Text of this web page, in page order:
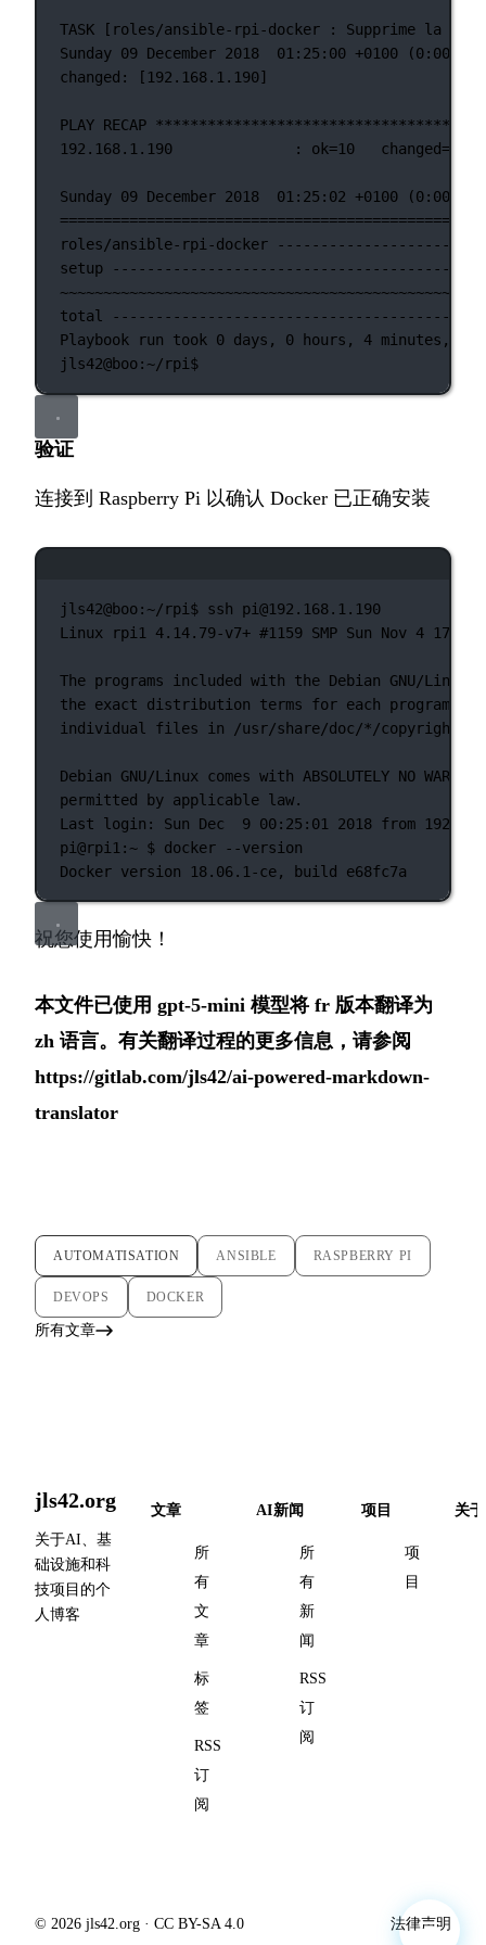
TASK [roles/ansible-rpi-docker : Supprime la
Sunday 09 December 2018 01:25:00 +0100
changed:
[192.168.1.190]
PLAY RECAP
192.168.1.190
: ok=10 changed=
Sunday 09 December 2018 01:25:02 +0100
roles/ansible-rpi-docker
setup
~
total
Playbook
run took 0 days, 0 hours, 4 minutes,
jls42@boo:~/rpi$
验证
连接到 Raspberry Pi 以确认 Docker 已正确安装
jls42@boo:~/rpi$ ssh
pi@192.168.1.190
Linux
rpi1 4.14.79-v7+ #1159 SMP Sun Nov 4
The programs included with the Debian GNU/Linux
the exact distribution terms for each program
individual
files in /usr/share/doc/*/copyright.
Debian GNU/Linux comes with ABSOLUTELY NO
permitted
by applicable law.
Last
login: Sun Dec 9 00:25:01 2018 from
pi@rpi1:~ $ docker
--version
Docker version 18.06.1-ce, build e68fc7a
祝您使用愉快！
本文件已使用 gpt-5-mini 模型将 fr 版本翻译为
zh 语言。有关翻译过程的更多信息，请参阅
https://gitlab.com/jls42/ai-powered-markdown-
translator
AUTOMATISATION ANSIBLE RASPBERRY PI
DEVOPS DOCKER
所有文章
jls42.org
关于AI、基
础设施和科
技项目的个
人博客
文章
所
有
文
章
标
签
RSS
订
阅
AI新闻
所
有
新
闻
RSS
订
阅
项目
项
目
关于
© 2026 jls42.org · CC BY-SA 4.0 法律声明